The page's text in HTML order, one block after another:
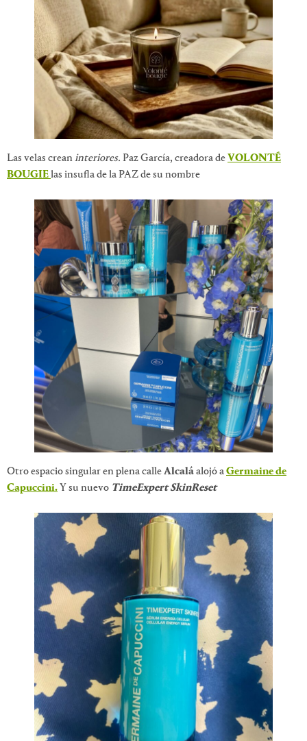
Las velas creaninteriores. Paz García, creadora de VOLONTÉ
BOUGIElas insufla de la PAZ de su nombre
Otro espacio singular en plena calleAlcaláalojó aGermaine de
Capuccini. Y su nuevo TimeExpert SkinReset